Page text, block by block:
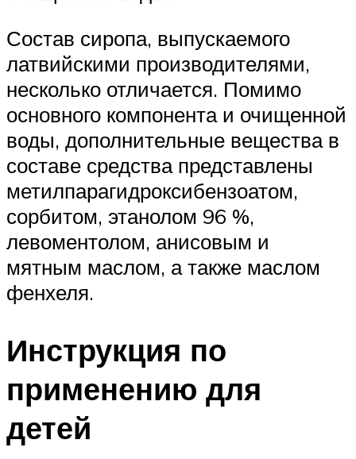
Состав сиропа, выпускаемого
латвийскими производителями,
несколько отличается. Помимо
основного компонента и очищенной
воды, дополнительные вещества в
составе средства представлены
метилпарагидроксибензоатом,
сорбитом, этанолом 96 %,
левоментолом, анисовым и
мятным маслом, а также маслом
фенхеля.
Инструкция по
применению для
детей